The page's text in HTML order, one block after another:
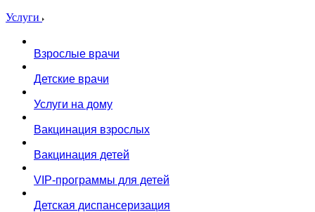
Услуги
Взрослые врачи
Детские врачи
Услуги на дому
Вакцинация взрослых
Вакцинация детей
VIP-программы для детей
Детская диспансеризация